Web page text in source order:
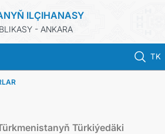
ILÇIHANASY
- ANKARA
TK
ANA SAYFA
Türkiýedäki